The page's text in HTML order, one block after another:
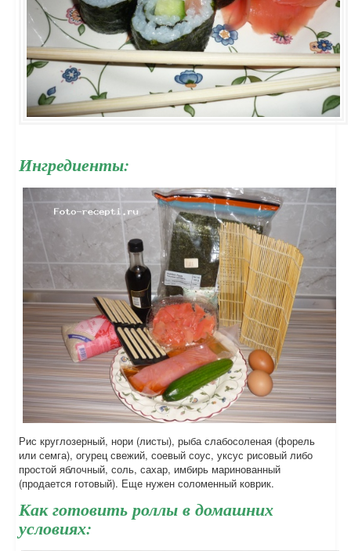
Ингредиенты:
Рис круглозерный, нори (листы), рыба слабосоленая (форель
или семга), огурец свежий, соевый соус, уксус рисовый либо
простой яблочный, соль, сахар, имбирь маринованный
(продается готовый). Еще нужен соломенный коврик.
Как готовить роллы в домашних
условиях: